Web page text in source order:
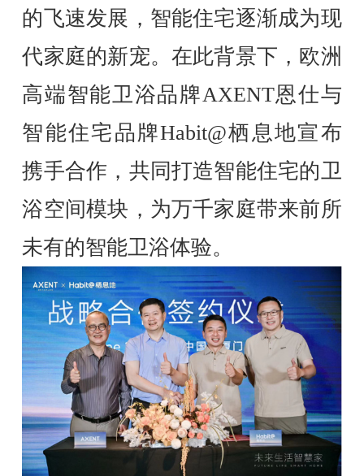
的飞速发展，智能住宅逐渐成为现
代家庭的新宠。在此背景下，欧洲
高端智能卫浴品牌AXENT恩仕与
智能住宅品牌Habit@栖息地宣布
携手合作，共同打造智能住宅的卫
浴空间模块，为万千家庭带来前所
未有的智能卫浴体验。